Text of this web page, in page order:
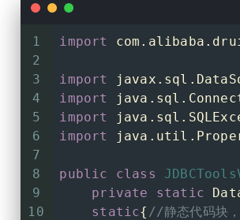
1
2
3
4
5
6
7
8
9
10
import
import
import
import
import
public class
private
static
static{ //静态代码块